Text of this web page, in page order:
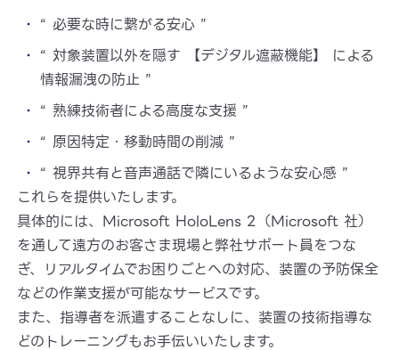
“ 必要な時に繋がる安心 ”
“ 対象装置以外を隠す 【デジタル遮蔽機能】 による
情報漏洩の防止 ”
“ 熟練技術者による高度な支援 ”
“ 原因特定・移動時間の削減 ”
“ 視界共有と音声通話で隣にいるような安心感 ”
これらを提供いたします。
具体的には、Microsoft HoloLens 2（Microsoft 社）
を通して遠方のお客さま現場と弊社サポート員をつな
ぎ、リアルタイムでお困りごとへの対応、装置の予防保全
などの作業支援が可能なサービスです。
また、指導者を派遣することなしに、装置の技術指導な
どのトレーニングもお手伝いいたします。